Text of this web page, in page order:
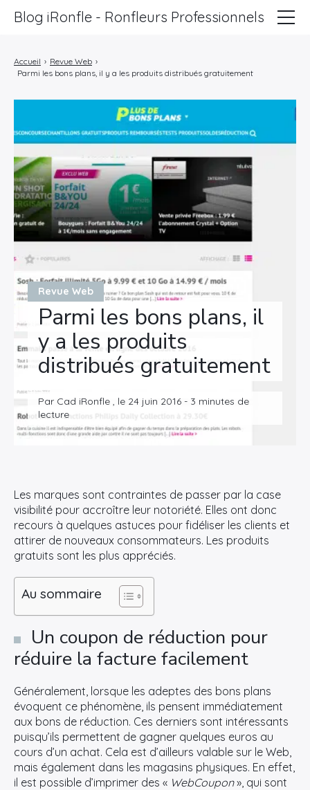
Revue Web
Parmi les bons plans, il
y a les produits
distribués gratuitement
Par Cad iRonfle , le 24 juin 2016 - 3 minutes de
lecture
Accueil › Revue Web ›
Parmi les bons plans, il y a les produits distribués gratuitement
Les marques sont contraintes de passer par la case
visibilité pour accroître leur notoriété. Elles ont donc
recours à quelques astuces pour fidéliser les clients et
attirer de nouveaux consommateurs. Les produits
gratuits sont les plus appréciés.
Au sommaire
Un coupon de réduction pour
réduire la facture facilement
Généralement, lorsque les adeptes des bons plans
évoquent ce phénomène, ils pensent immédiatement
aux bons de réduction. Ces derniers sont intéressants
puisqu’ils permettent de gagner quelques euros au
cours d’un achat. Cela est d’ailleurs valable sur le Web,
mais également dans les magasins physiques. En effet,
il est possible d’imprimer des « WebCoupon», qui sont
Blog iRonfle - Ronfleurs Professionnels
Revue Web
Marketing
Lifestyle
Entreprises